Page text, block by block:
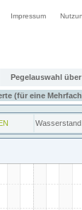
Impressum
Pegelauswahl
(für eine
Wasserstand